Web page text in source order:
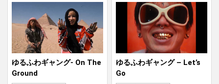
ゆるふわギャング- On The
Ground
ゆるふわギャング – Let’s
Go